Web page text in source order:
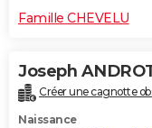
Famille CHEVELU
Joseph
Créer une cagnotte
Naissance